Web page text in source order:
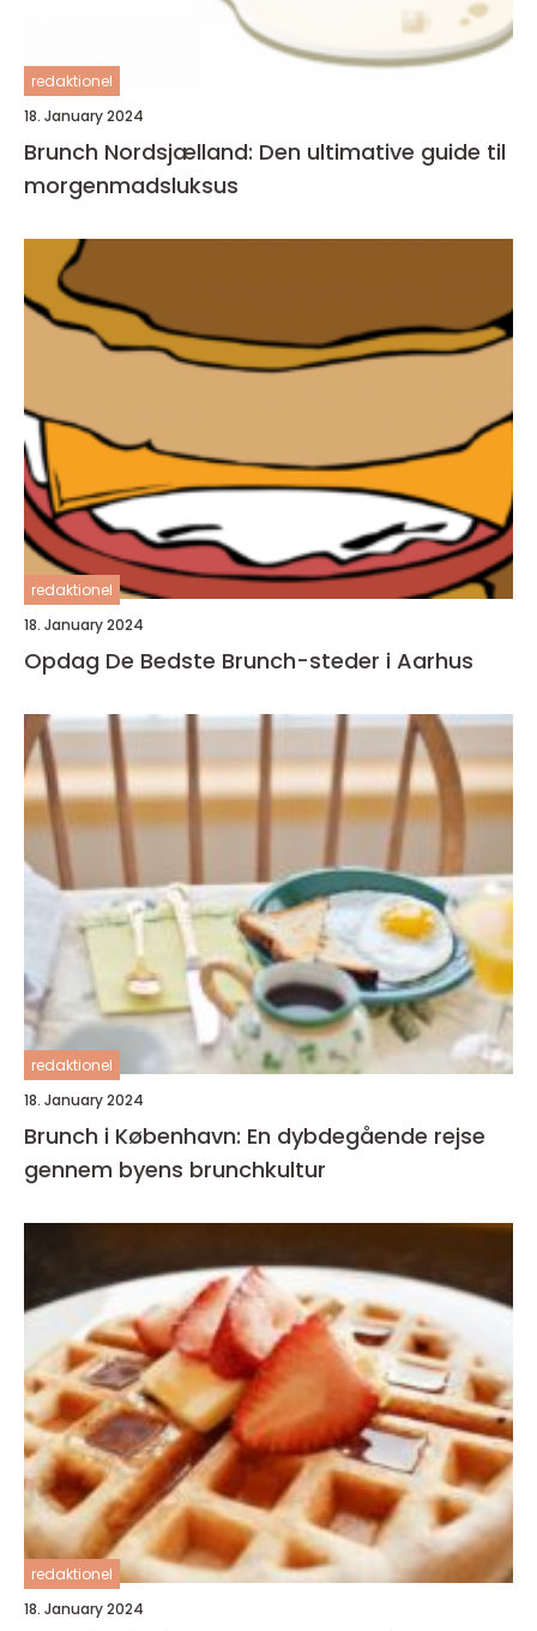
redaktionel
18. January 2024
Brunch Nordsjælland: Den ultimative guide til
morgenmadsluksus
redaktionel
18. January 2024
Opdag De Bedste Brunch-steder i Aarhus
redaktionel
18. January 2024
Brunch i København: En dybdegående rejse
gennem byens brunchkultur
redaktionel
18. January 2024